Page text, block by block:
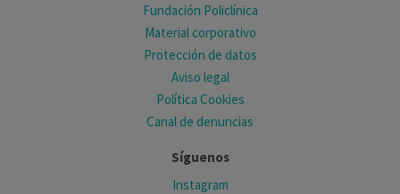
Fundación Policlínica
Material corporativo
Protección de datos
Aviso legal
Política Cookies
Canal de denuncias
Síguenos
Instagram